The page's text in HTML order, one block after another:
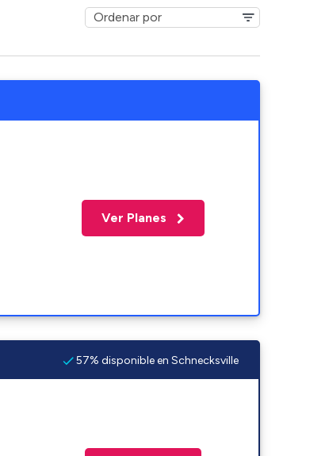
Ver Planes
57% disponible en Schnecksville